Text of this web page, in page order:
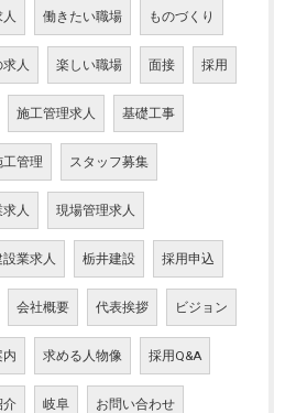
働きたい職場 ものづくり
求人 楽しい職場 面接 採用
施工管理求人 基礎工事
管理 スタッフ募集
人 現場管理求人
業求人 栃井建設 採用申込
会社概要 代表挨拶 ビジョン
内 求める人物像 採用Q&A
介 岐阜 お問い合わせ